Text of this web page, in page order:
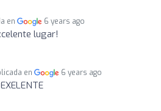
en 6 years ago
lugar!
en 6 years ago
EXELENTE